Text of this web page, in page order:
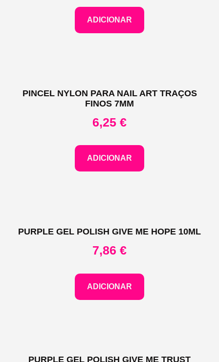
ADICIONAR
PINCEL NYLON PARA NAIL ART TRAÇOS
FINOS 7MM
6,25 €
ADICIONAR
PURPLE GEL POLISH GIVE ME HOPE 10ML
7,86 €
ADICIONAR
PURPLE GEL POLISH GIVE ME TRUST